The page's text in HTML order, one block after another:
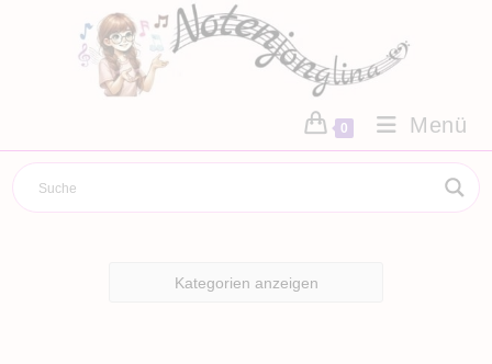
0 Menü
Kategorien anzeigen